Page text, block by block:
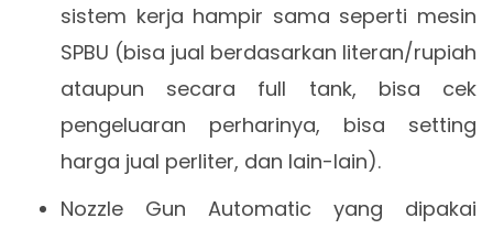
sistem kerja hampir sama seperti mesin
SPBU (bisa jual berdasarkan literan/rupiah
ataupun secara full tank, bisa cek
pengeluaran perharinya, bisa setting
harga jual perliter, dan lain-lain).
Nozzle Gun Automatic yang dipakai